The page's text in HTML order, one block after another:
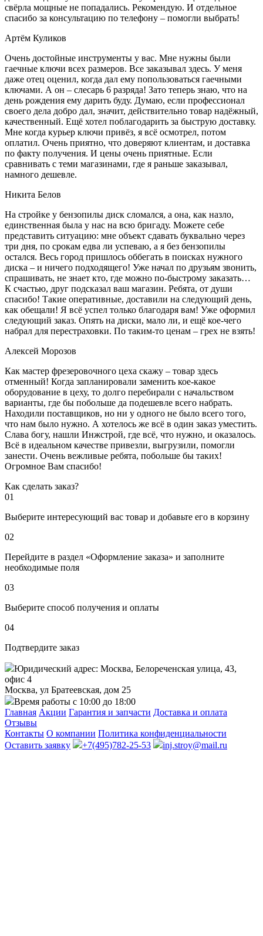
свёрла мощные не попадались. Рекомендую. И отдельное
спасибо за консультацию по телефону – помогли выбрать!
Артём Куликов
Очень достойные инструменты у вас. Мне нужны были
гаечные ключи всех размеров. Все заказывал здесь. У меня
даже отец оценил, когда дал ему попользоваться гаечными
ключами. А он – слесарь 6 разряда! Зато теперь знаю, что на
день рождения ему дарить буду. Думаю, если профессионал
своего дела добро дал, значит, действительно товар надёжный,
качественный. Ещё хотел поблагодарить за быструю доставку.
Мне когда курьер ключи привёз, я всё осмотрел, потом
оплатил. Очень приятно, что доверяют клиентам, и доставка
по факту получения. И цены очень приятные. Если
сравнивать с теми магазинами, где я раньше заказывал,
намного дешевле.
Никита Белов
На стройке у бензопилы диск сломался, а она, как назло,
единственная была у нас на всю бригаду. Можете себе
представить ситуацию: мне объект сдавать буквально через
три дня, по срокам едва ли успеваю, а я без бензопилы
остался. Весь город пришлось оббегать в поисках нужного
диска – и ничего подходящего! Уже начал по друзьям звонить,
спрашивать, не знает кто, где можно по-быстрому заказать…
К счастью, друг подсказал ваш магазин. Ребята, от души
спасибо! Такие оперативные, доставили на следующий день,
как обещали! Я всё успел только благодаря вам! Уже оформил
следующий заказ. Опять на диски, мало ли, и ещё кое-чего
набрал для перестраховки. По таким-то ценам – грех не взять!
Алексей Морозов
Как мастер фрезеровочного цеха скажу – товар здесь
отменный! Когда запланировали заменить кое-какое
оборудование в цеху, то долго перебирали с начальством
варианты, где бы побольше да подешевле всего набрать.
Находили поставщиков, но ни у одного не было всего того,
что нам было нужно. А хотелось же всё в один заказ уместить.
Слава богу, нашли Инжстрой, где всё, что нужно, и оказалось.
Всё в идеальном качестве привезли, выгрузили, помогли
занести. Очень вежливые ребята, побольше бы таких!
Огромное Вам спасибо!
Как сделать заказ?
01
Выберите интересующий вас товар и добавьте его в корзину
02
Перейдите в раздел «Оформление заказа» и заполните
необходимые поля
03
Выберите способ получения и оплаты
04
Подтвердите заказ
Юридический адрес: Москва, Белореченская улица, 43,
офис 4
Москва, ул Братеевская, дом 25
Время работы с 10:00 до 18:00
Главная Акции Гарантия и запчасти Доставка и оплата
Отзывы
Контакты О компании Политика конфиденциальности
Оставить заявку
+7(495)782-25-53 inj.stroy@mail.ru